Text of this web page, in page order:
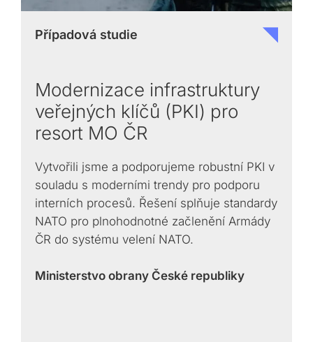
Případová studie
Modernizace infrastruktury
veřejných klíčů (PKI) pro
resort MO ČR
Vytvořili jsme a podporujeme robustní PKI v
souladu s moderními trendy pro podporu
interních procesů. Řešení splňuje standardy
NATO pro plnohodnotné začlenění Armády
ČR do systému velení NATO.
Ministerstvo obrany České republiky